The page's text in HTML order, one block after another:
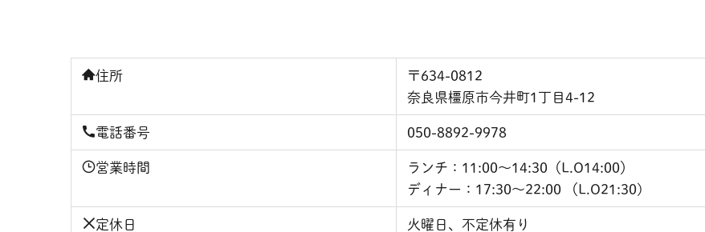
住所
〒634-0812
奈良県橿原市今井町1丁目4-12
電話番号 050-8892-9978
営業時間
ランチ：11:00〜14:30（L.O14:00）
ディナー：17:30〜22:00 （L.O21:30)
定休日 火曜日、不定休有り